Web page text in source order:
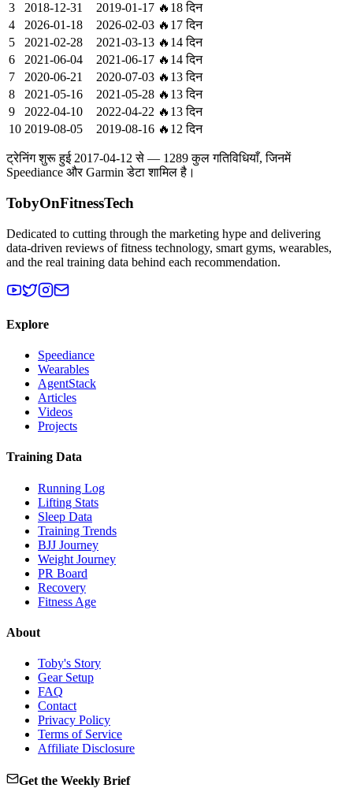
3
2018-12-31 2019-01-17 🔥 18 दिन
4
2026-01-18 2026-02-03 🔥 17 दिन
5
2021-02-28 2021-03-13 🔥 14 दिन
6
2021-06-04 2021-06-17 🔥 14 दिन
7
2020-06-21 2020-07-03 🔥 13 दिन
8
2021-05-16 2021-05-28 🔥 13 दिन
9
2022-04-10 2022-04-22 🔥 13 दिन
10 2019-08-05 2019-08-16 🔥 12 दिन
ट्रेनिंग शुरू हुई 2017-04-12 से — 1289कुल गतिविधियाँ, जिनमें
Speediance औरGarmin डेटा शामिल है।
TobyOnFitnessTech
Dedicated to cutting through the marketing hype and delivering
data-driven reviews of fitness technology, smart gyms, wearables,
and the real training data behind each recommendation.
Explore
Speediance
Wearables
AgentStack
Articles
Videos
Projects
Training Data
Running Log
Lifting Stats
Sleep Data
Training Trends
BJJ Journey
Weight Journey
PR Board
Recovery
Fitness Age
About
Toby's Story
Gear Setup
FAQ
Contact
Privacy Policy
Terms of Service
Affiliate Disclosure
Get the Weekly Brief